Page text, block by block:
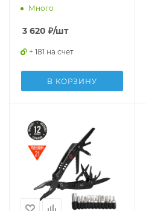
Много
3 620 ₽/шт
+ 181 на счет
В КОРЗИНУ